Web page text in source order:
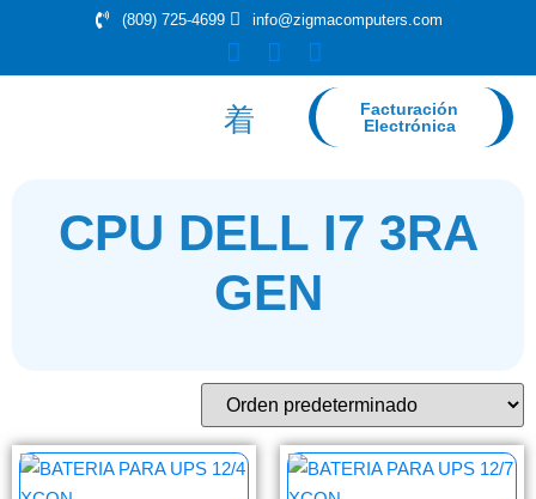
(809) 725-4699 info@zigmacomputers.com
Facturación
Electrónica
CPU DELL I7 3RA
GEN